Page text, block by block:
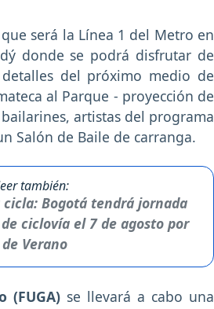
será la Línea 1 del Metro en
donde se podrá disfrutar de
del próximo medio de
al Parque - proyección de
artistas del programa
Salón de Baile de carranga.
también:
cicla: Bogotá tendrá jornada
ciclovía el 7 de agosto por
Verano
(FUGA) se llevará a cabo una